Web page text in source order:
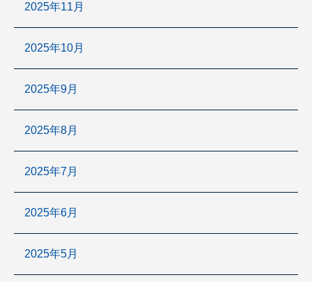
2025年11月
2025年10月
2025年9月
2025年8月
2025年7月
2025年6月
2025年5月